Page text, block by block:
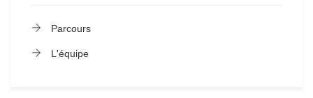
Parcours
L'équipe